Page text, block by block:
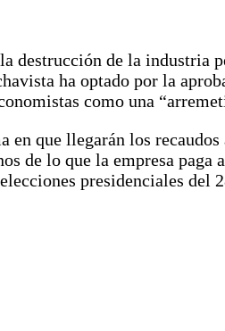
destrucción de la
ha optado por la
como una
en que llegarán los
de lo que la empresa
presidenciales del